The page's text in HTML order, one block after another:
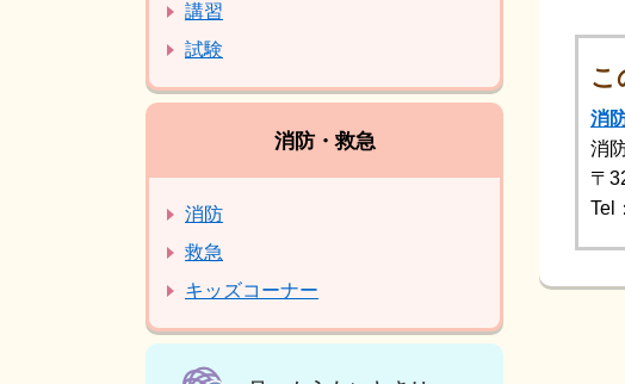
こ
消
消
〒
Tel
講習
試験
消防・救急
消防
救急
キッズコーナー